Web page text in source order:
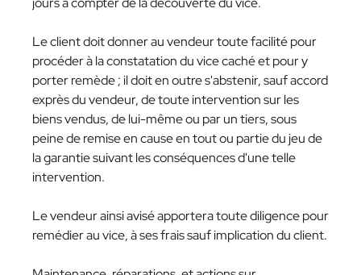
Le client doit donner au vendeur toute facilité pour
procéder à la constatation du vice caché et pour y
porter remède ; il doit en outre s'abstenir, sauf accord
exprès du vendeur, de toute intervention sur les
biens vendus, de lui-même ou par un tiers, sous
peine de remise en cause en tout ou partie du jeu de
la garantie suivant les conséquences d'une telle
intervention.
Le vendeur ainsi avisé apportera toute diligence pour
remédier au vice, à ses frais sauf implication du client.